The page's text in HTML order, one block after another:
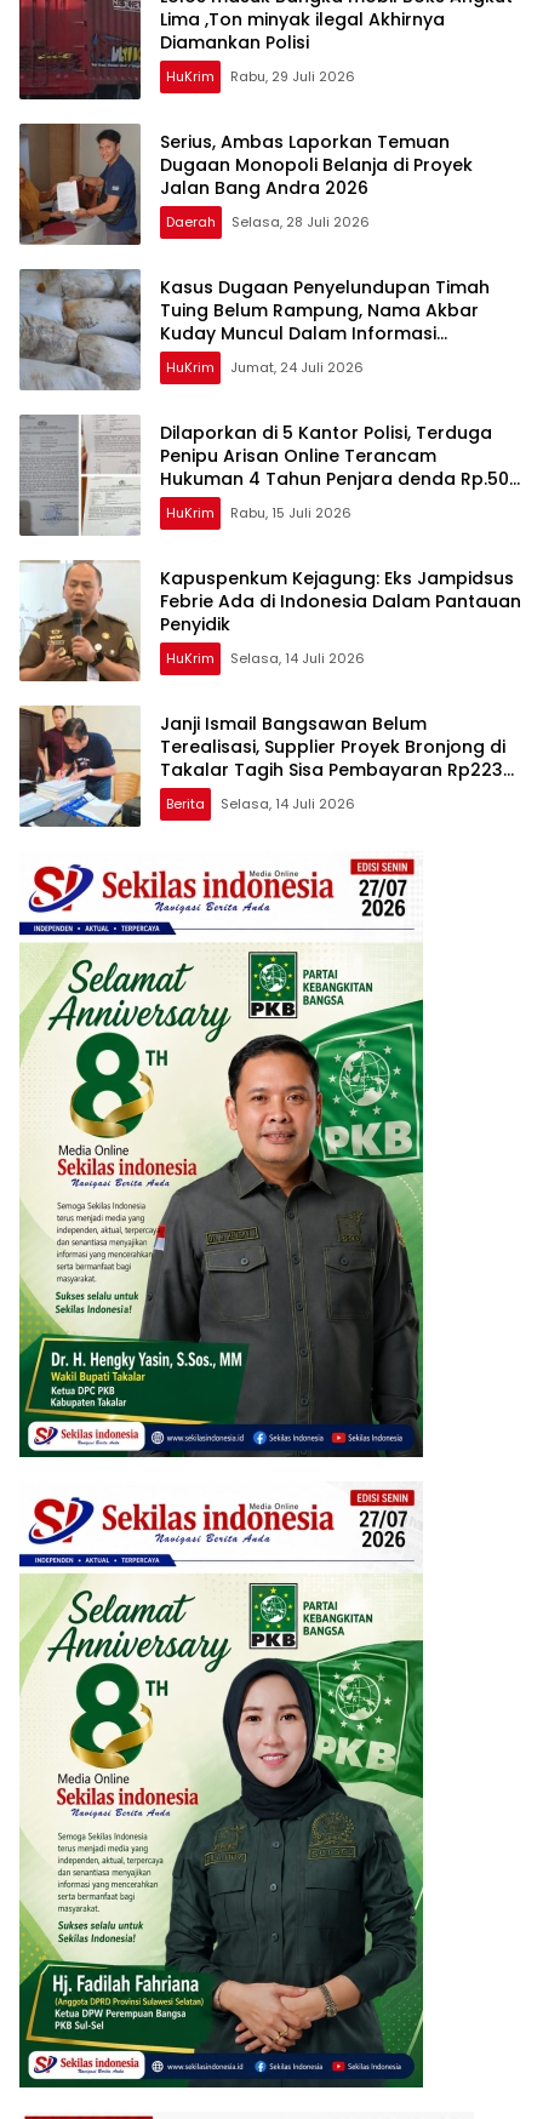
Lima ,Ton minyak ilegal Akhirnya
Diamankan Polisi
HuKrim Rabu, 29 Juli 2026
Serius, Ambas Laporkan ‎Temuan
Dugaan Monopoli Belanja di Proyek
Jalan Bang Andra 2026
Daerah Selasa, 28 Juli 2026
Kasus Dugaan Penyelundupan Timah
Tuing Belum Rampung, Nama Akbar
Kuday Muncul Dalam Informasi
Penyidikan
HuKrim Jumat, 24 Juli 2026
Dilaporkan di 5 Kantor Polisi, Terduga
Penipu Arisan Online Terancam
Hukuman 4 Tahun Penjara denda Rp.500
Juta
HuKrim Rabu, 15 Juli 2026
Kapuspenkum Kejagung: Eks Jampidsus
Febrie Ada di Indonesia Dalam Pantauan
Penyidik
HuKrim Selasa, 14 Juli 2026
Janji Ismail Bangsawan Belum
Terealisasi, Supplier Proyek Bronjong di
Takalar Tagih Sisa Pembayaran Rp223
Juta
Berita Selasa, 14 Juli 2026